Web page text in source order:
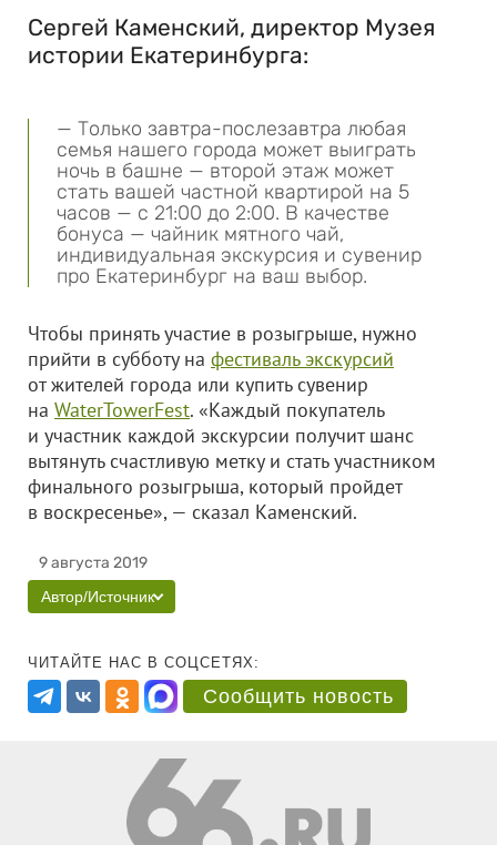
Сергей Каменский, директор Музея
истории Екатеринбурга:
— Только завтра-послезавтра любая
семья нашего города может выиграть
ночь в башне — второй этаж может
стать вашей частной квартирой на 5
часов — с 21:00 до 2:00. В качестве
бонуса — чайник мятного чай,
индивидуальная экскурсия и сувенир
про Екатеринбург на ваш выбор.
Чтобы принять участие в розыгрыше, нужно
прийти в субботу на фестиваль экскурсий
от жителей города или купить сувенир
на WaterTowerFest. «Каждый покупатель
и участник каждой экскурсии получит шанс
вытянуть счастливую метку и стать участником
финального розыгрыша, который пройдет
в воскресенье», — сказал Каменский.
9 августа 2019
Автор/Источник
ЧИТАЙТЕ НАС В СОЦСЕТЯХ:
Сообщить новость